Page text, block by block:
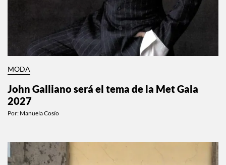
MODA
John Galliano será el tema de la Met Gala
2027
Por: Manuela Cosío